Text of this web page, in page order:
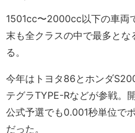
1501cc〜2000cc以下の車両
末も全クラスの中で最多と
る。
今年はトヨタ86とホンダ
テグラTYPE-Rなどが参戦。
公式予選でも0.001秒単位で
だった。